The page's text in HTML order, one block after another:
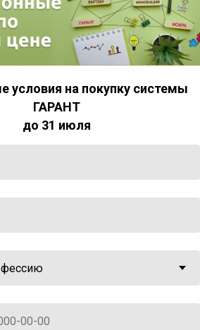
«Гарант» стала
премии «Время
правовая информация
для максимально
работы с ней.
условия на покупку системы
ГАРАНТ
до 31 июля